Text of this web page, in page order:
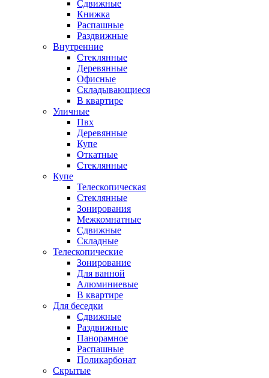
Сдвижные
Книжка
Распашные
Раздвижные
Внутренние
Стеклянные
Деревянные
Офисные
Складывающиеся
В квартире
Уличные
Пвх
Деревянные
Купе
Откатные
Стеклянные
Купе
Телескопическая
Стеклянные
Зонирования
Межкомнатные
Сдвижные
Складные
Телескопические
Зонирование
Для ванной
Алюминиевые
В квартире
Для беседки
Сдвижные
Раздвижные
Панорамное
Распашные
Поликарбонат
Скрытые